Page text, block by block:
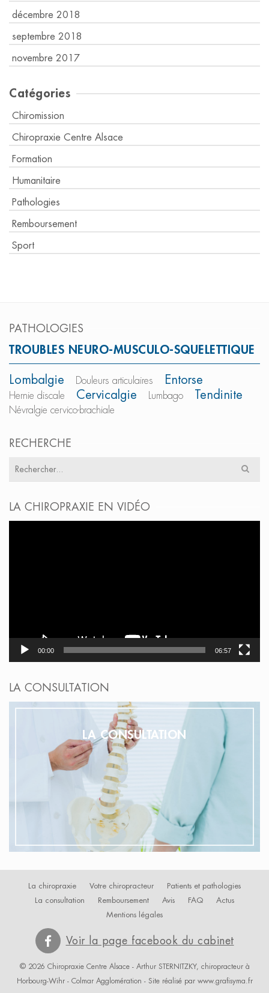
décembre 2018
septembre 2018
novembre 2017
Catégories
Chiromission
Chiropraxie Centre Alsace
Formation
Humanitaire
Pathologies
Remboursement
Sport
PATHOLOGIES
TROUBLES NEURO-MUSCULO-SQUELETTIQUE
Lombalgie Douleurs articulaires Entorse
Hernie discale Cervicalgie Lumbago Tendinite
Névralgie cervico-brachiale
RECHERCHE
Résultats
LA CHIROPRAXIE EN VIDÉO
00:00 06:57
LA CONSULTATION
LA CONSULTATION
La chiropraxie Votre chiropracteur
Patients et pathologies
La consultation
Remboursement Avis FAQ
Actus
Mentions légales
Voir la page facebook du cabinet
© 2026 Chiropraxie Centre Alsace - Arthur STERNITZKY, chiropracteur à
Horbourg-Wihr - Colmar Agglomération - Site réalisé par www.grafisyma.fr